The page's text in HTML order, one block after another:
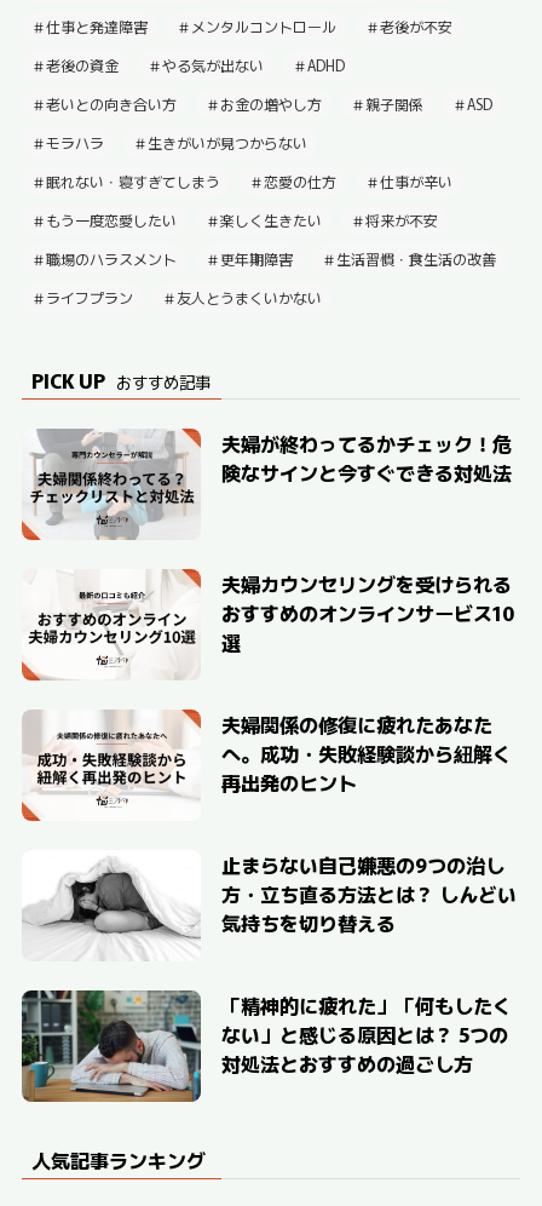
仕事と発達障害
メンタルコントロール
老後が不安
老後の資金
やる気が出ない
ADHD
老いとの向き合い方
お金の増やし方 親子関係
ASD
モラハラ
生きがいが見つからない
眠れない・寝すぎてしまう
恋愛の仕方
仕事が辛い
もう一度恋愛したい
楽しく生きたい
将来が不安
職場のハラスメント
更年期障害
生活習慣・食生活の改善
ライフプラン
友人とうまくいかない
PICK UP おすすめ記事
夫婦が終わってるかチェック！危
険なサインと今すぐできる対処法
夫婦カウンセリングを受けられる
おすすめのオンラインサービス10
選
夫婦関係の修復に疲れたあなた
へ。成功・失敗経験談から紐解く
再出発のヒント
止まらない自己嫌悪の9つの治し
方・立ち直る方法とは？ しんどい
気持ちを切り替える
「精神的に疲れた」「何もしたく
ない」と感じる原因とは？ 5つの
対処法とおすすめの過ごし方
人気記事ランキング